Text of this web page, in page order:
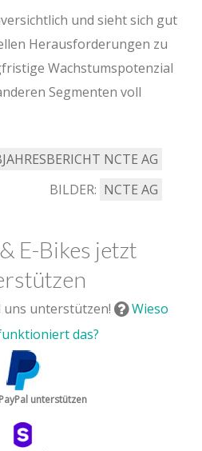
und sieht sich gut
Herausforderungen zu
Wachstumspotenzial
Segmenten voll
NCTE AG
BILDER: NCTE AG
E-Bikes jetzt
uns unterstützen!
Wieso
das?
unterstützen